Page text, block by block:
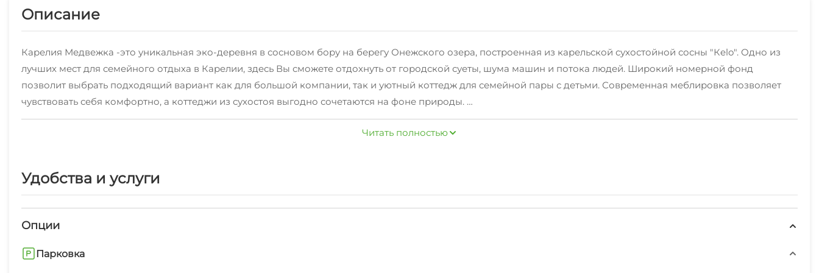
Описание
Карелия Медвежка -это уникальная эко-деревня в сосновом бору на берегу Онежского озера, построенная из карельской сухостойной сосны "Кelo". Одно из
лучших мест для семейного отдыха в Карелии, здесь Вы сможете отдохнуть от городской суеты, шума машин и потока людей. Широкий номерной фонд
позволит выбрать подходящий вариант как для большой компании, так и уютный коттедж для семейной пары с детьми. Современная меблировка позволяет
чувствовать себя комфортно, а коттеджи из сухостоя выгодно сочетаются на фоне природы.
В Онежских водах и близлежащих лесных озерах водится приличное количество рыбы, в здешних местах удачливому рыбаку или охотнику не придется скучать.
Для активного отдыха имеется квадроциклы, велосипеды, лодки, катера, скутера, снегоходы, лыжи беговые и горные, коньки, санки, катание на санях, ватрушки,
Хотите узнать наш край получше? К вашим услугам полный спектр экскурсий по культурным, историческим и природным достопримечательностям Карелии.
Читать полностью
Удобства и услуги
Опции
Парковка